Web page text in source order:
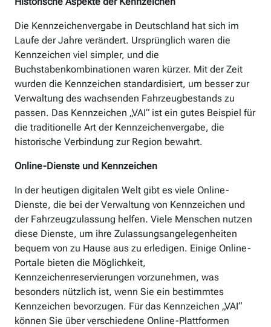
Die Kennzeichenvergabe in Deutschland hat sich im
Laufe der Jahre verändert. Ursprünglich waren die
Kennzeichen viel simpler, und die
Buchstabenkombinationen waren kürzer. Mit der Zeit
wurden die Kennzeichen standardisiert, um besser zur
Verwaltung des wachsenden Fahrzeugbestands zu
passen. Das Kennzeichen „VAI“ ist ein gutes Beispiel für
die traditionelle Art der Kennzeichenvergabe, die
historische Verbindung zur Region bewahrt.
Online-Dienste und Kennzeichen
In der heutigen digitalen Welt gibt es viele Online-
Dienste, die bei der Verwaltung von Kennzeichen und
der Fahrzeugzulassung helfen. Viele Menschen nutzen
diese Dienste, um ihre Zulassungsangelegenheiten
bequem von zu Hause aus zu erledigen. Einige Online-
Portale bieten die Möglichkeit,
Kennzeichenreservierungen vorzunehmen, was
besonders nützlich ist, wenn Sie ein bestimmtes
Kennzeichen bevorzugen. Für das Kennzeichen „VAI“
können Sie über verschiedene Online-Plattformen